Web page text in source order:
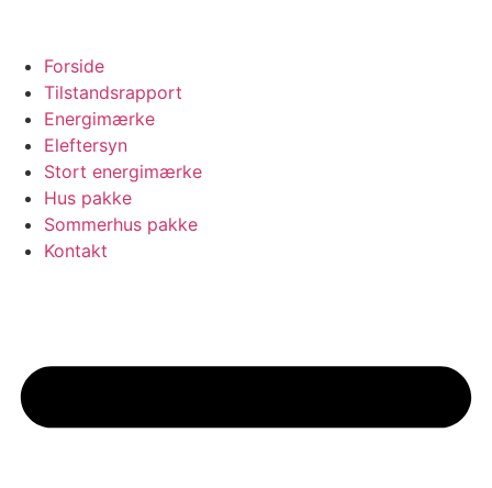
Forside
Tilstandsrapport
Energimærke
Eleftersyn
Stort energimærke
Hus pakke
Sommerhus pakke
Kontakt